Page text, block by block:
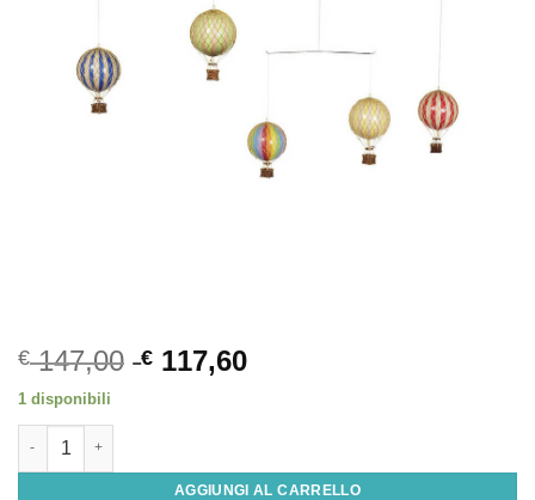
€147,00 € 117,60
1 disponibili
Mongolfiere Girevoli, Allegra quantità
AGGIUNGI AL CARRELLO